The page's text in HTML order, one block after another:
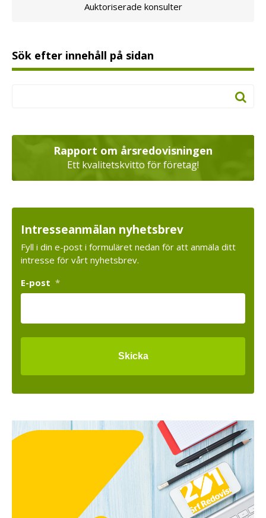
Auktoriserade konsulter
Sök efter innehåll på sidan
Rapport om årsredovisningen
Ett kvalitetskvitto för företag!
Intresseanmälan nyhetsbrev
Fyll i din e-post i formuläret nedan för att anmäla ditt
intresse för vårt nyhetsbrev.
E-post *